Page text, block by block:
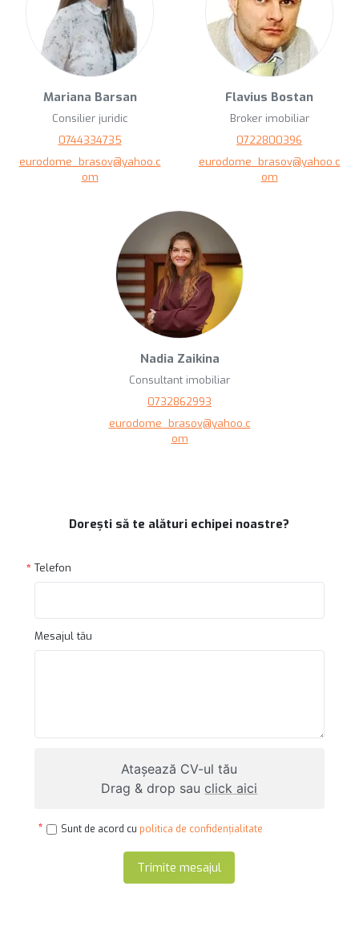
Mariana Barsan
Consilier juridic
0744334735
eurodome_brasov@yahoo.c
om
Flavius Bostan
Broker imobiliar
0722800396
eurodome_brasov@yahoo.c
om
Nadia Zaikina
Consultant imobiliar
0732862993
eurodome_brasov@yahoo.c
om
Dorești să te alături echipei noastre?
Telefon
Mesajul tău
Atașează CV-ul tău
Drag & drop sauclick aici
Sunt de acord cu politica de confidențialitate
Trimite mesajul